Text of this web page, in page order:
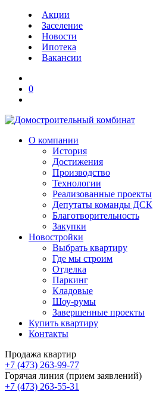
Акции
Заселение
Новости
Ипотека
Вакансии
0
О компании
История
Достижения
Производство
Технологии
Реализованные проекты
Депутаты команды ДСК
Благотворительность
Закупки
Новостройки
Выбрать квартиру
Где мы строим
Отделка
Паркинг
Кладовые
Шоу-румы
Завершенные проекты
Купить квартиру
Контакты
Продажа квартир
+7 (473) 263-99-77
Горячая линия (прием заявлений)
+7 (473) 263-55-31